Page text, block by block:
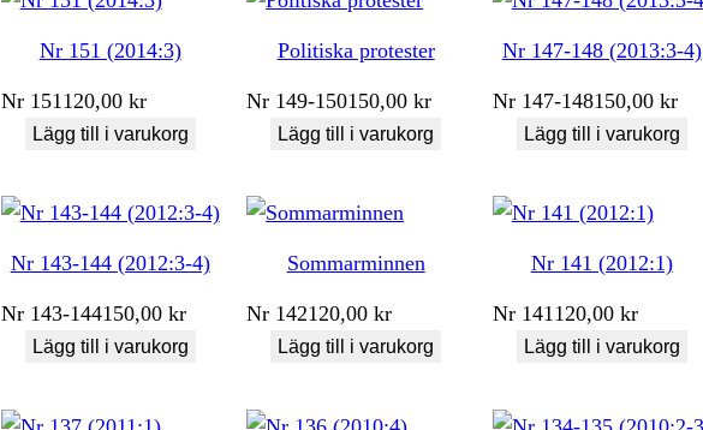
Nr 151 (2014:3)
Nr 151 120,00 kr
Lägg till i varukorg
Politiska protester
Nr 149-150150,00kr
Lägg till i varukorg
Nr 147-148 (2013:3-4)
Nr 147-148150,00 kr
Lägg till i varukorg
Nr 143-144 (2012:3-4)
Nr 143-144150,00 kr
Lägg till i varukorg
Sommarminnen
Nr 142120,00kr
Lägg till i varukorg
Nr 141 (2012:1)
Nr 141120,00 kr
Lägg till i varukorg